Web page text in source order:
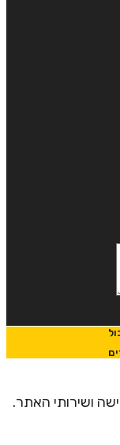
ושירותי האתר.